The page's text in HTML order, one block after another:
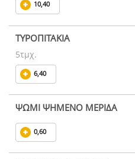
10,40
ΤΥΡΟΠΙΤΑΚΙΑ
5τμχ.
6,40
ΨΩΜΙ ΨΗΜΕΝΟ ΜΕΡΙΔΑ
0,60